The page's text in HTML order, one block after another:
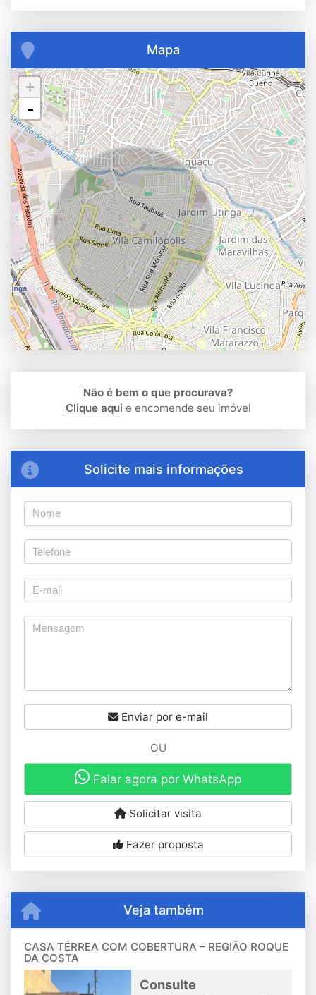
Mapa
+
-
Não é bem o que procurava?
Clique aqui e encomende seu imóvel
Solicite mais informações
Enviar por e-mail
OU
Falar agora por WhatsApp
Solicitar visita
Fazer proposta
Veja também
CASA TÉRREA COM COBERTURA – REGIÃO ROQUE
DA COSTA
Consulte